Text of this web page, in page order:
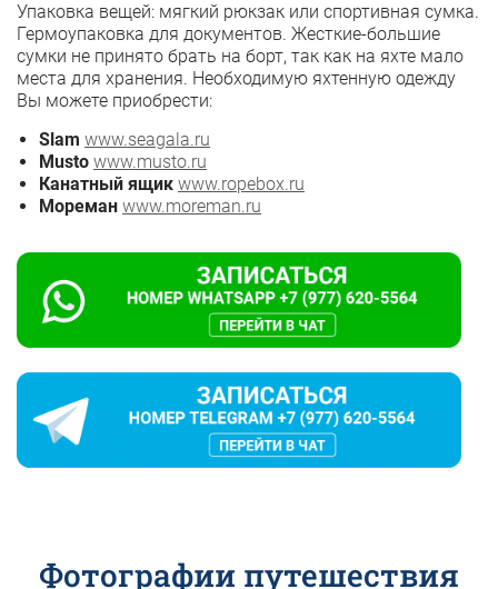
Упаковка вещей: мягкий рюкзак или спортивная сумка.
Гермоупаковка для документов. Жесткие-большие
сумки не принято брать на борт, так как на яхте мало
места для хранения. Необходимую яхтенную одежду
Вы можете приобрести:
Slam www.seagala.ru
Musto www.musto.ru
Канатный ящик www.ropebox.ru
Мореман www.moreman.ru
Фотографии путешествия